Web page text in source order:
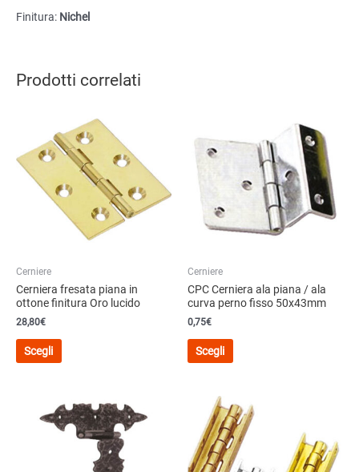
Finitura: Nichel
Prodotti correlati
Cerniere
Cerniera fresata piana in
ottone finitura Oro lucido
28,80€
Scegli
Questo
prodotto
varianti.
Le
possono
Cerniere
CPC Cerniera ala piana / ala
curva perno fisso 50x43mm
0,75€
Scegli
Questo
prodotto
varianti.
Le
opzioni
possono